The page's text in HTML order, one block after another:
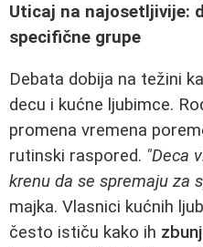
Uticaj na najosetljivije:
specifične grupe
Debata dobija na težini
decu i kućne ljubimce.
promena vremena
rutinski raspored. "Deca
krenu da se spremaju za
majka. Vlasnici kućnih
često ističu kako ih